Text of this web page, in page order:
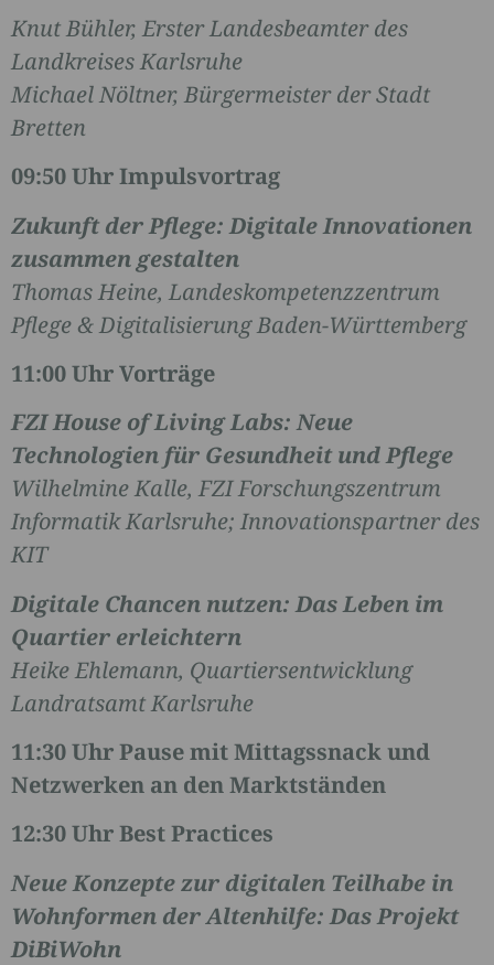
Knut Bühler, Erster Landesbeamter des
Landkreises Karlsruhe
Michael Nöltner, Bürgermeister der Stadt
Bretten
09:50 Uhr Impulsvortrag
Zukunft der Pflege: Digitale Innovationen
zusammen gestalten
Thomas Heine, Landeskompetenzzentrum
Pflege & Digitalisierung Baden-Württemberg
11:00 Uhr Vorträge
FZI House of Living Labs: Neue
Technologien für Gesundheit und Pflege
Wilhelmine Kalle, FZI Forschungszentrum
Informatik Karlsruhe; Innovationspartner des
KIT
Digitale Chancen nutzen: Das Leben im
Quartier erleichtern
Heike Ehlemann, Quartiersentwicklung
Landratsamt Karlsruhe
11:30 Uhr Pause mit Mittagssnack und
Netzwerken an den Marktständen
12:30 Uhr Best Practices
Neue Konzepte zur digitalen Teilhabe in
Wohnformen der Altenhilfe: Das Projekt
DiBiWohn